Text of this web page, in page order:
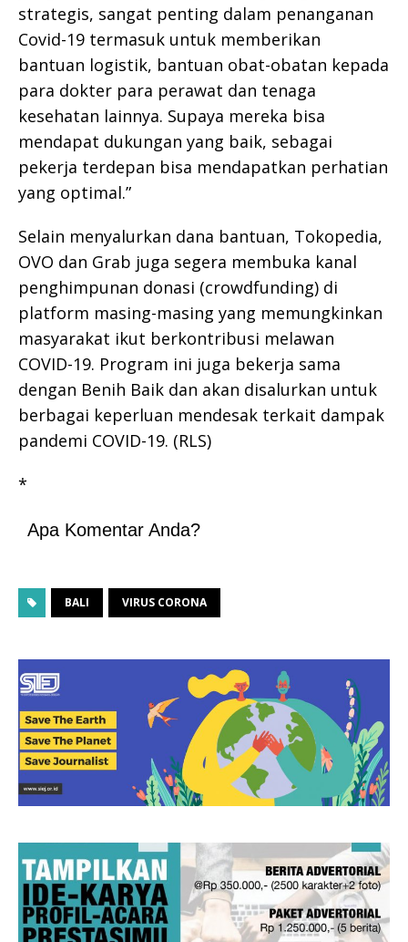
strategis, sangat penting dalam penanganan
Covid-19 termasuk untuk memberikan
bantuan logistik, bantuan obat-obatan kepada
para dokter para perawat dan tenaga
kesehatan lainnya. Supaya mereka bisa
mendapat dukungan yang baik, sebagai
pekerja terdepan bisa mendapatkan perhatian
yang optimal.”
Selain menyalurkan dana bantuan, Tokopedia,
OVO dan Grab juga segera membuka kanal
penghimpunan donasi (crowdfunding) di
platform masing-masing yang memungkinkan
masyarakat ikut berkontribusi melawan
COVID-19. Program ini juga bekerja sama
dengan Benih Baik dan akan disalurkan untuk
berbagai keperluan mendesak terkait dampak
pandemi COVID-19. (RLS)
*
Apa Komentar Anda?
BALI VIRUS CORONA